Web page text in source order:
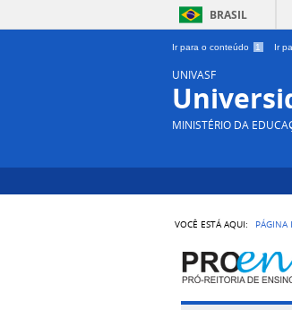
BRASIL
Ir para o conteúdo 1 Ir
UNIVASF
MINISTÉRIO DA
VOCÊ ESTÁ AQUI: PÁGINA